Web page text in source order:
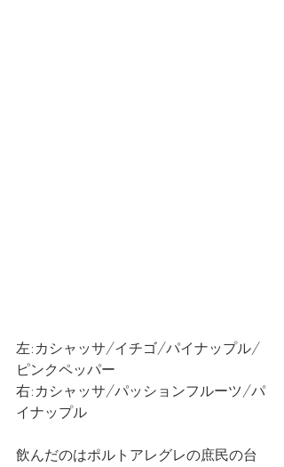
左:カシャッサ/イチゴ/パイナップル/
ピンクペッパー
右:カシャッサ/パッションフルーツ/パ
イナップル
飲んだのはポルトアレグレの庶民の台